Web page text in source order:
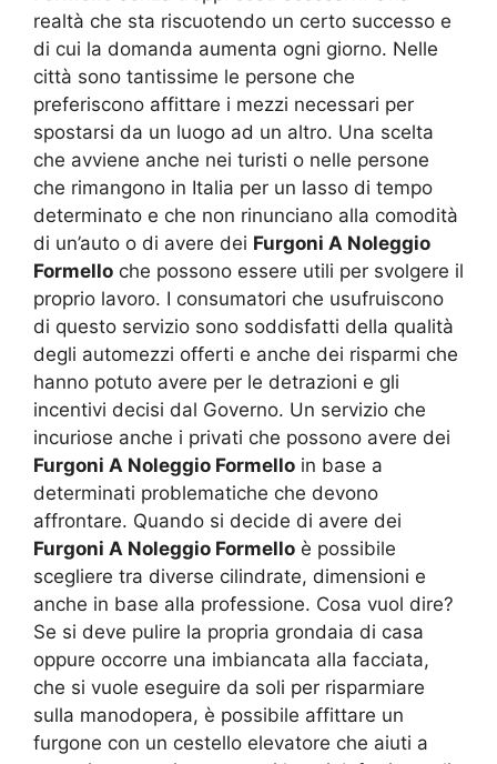
realtà che sta riscuotendo un certo successo e
di cui la domanda aumenta ogni giorno. Nelle
città sono tantissime le persone che
preferiscono affittare i mezzi necessari per
spostarsi da un luogo ad un altro. Una scelta
che avviene anche nei turisti o nelle persone
che rimangono in Italia per un lasso di tempo
determinato e che non rinunciano alla comodità
di un’auto o di avere dei Furgoni A Noleggio
Formello che possono essere utili per svolgere il
proprio lavoro. I consumatori che usufruiscono
di questo servizio sono soddisfatti della qualità
degli automezzi offerti e anche dei risparmi che
hanno potuto avere per le detrazioni e gli
incentivi decisi dal Governo. Un servizio che
incuriose anche i privati che possono avere dei
Furgoni A Noleggio Formello in base a
determinati problematiche che devono
affrontare. Quando si decide di avere dei
Furgoni A Noleggio Formello è possibile
scegliere tra diverse cilindrate, dimensioni e
anche in base alla professione. Cosa vuol dire?
Se si deve pulire la propria grondaia di casa
oppure occorre una imbiancata alla facciata,
che si vuole eseguire da soli per risparmiare
sulla manodopera, è possibile affittare un
furgone con un cestello elevatore che aiuti a